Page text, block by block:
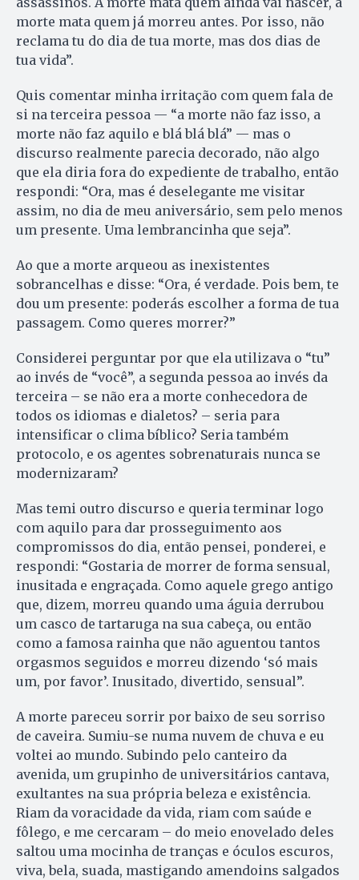
morte mata quem já morreu antes. Por isso, não
reclama tu do dia de tua morte, mas dos dias de
tua vida”.
Quis comentar minha irritação com quem fala de
si na terceira pessoa — “a morte não faz isso, a
morte não faz aquilo e blá blá blá” — mas o
discurso realmente parecia decorado, não algo
que ela diria fora do expediente de trabalho, então
respondi: “Ora, mas é deselegante me visitar
assim, no dia de meu aniversário, sem pelo menos
um presente. Uma lembrancinha que seja”.
Ao que a morte arqueou as inexistentes
sobrancelhas e disse: “Ora, é verdade. Pois bem, te
dou um presente: poderás escolher a forma de tua
passagem. Como queres morrer?”
Considerei perguntar por que ela utilizava o “tu”
ao invés de “você”, a segunda pessoa ao invés da
terceira – se não era a morte conhecedora de
todos os idiomas e dialetos? – seria para
intensificar o clima bíblico? Seria também
protocolo, e os agentes sobrenaturais nunca se
modernizaram?
Mas temi outro discurso e queria terminar logo
com aquilo para dar prosseguimento aos
compromissos do dia, então pensei, ponderei, e
respondi: “Gostaria de morrer de forma sensual,
inusitada e engraçada. Como aquele grego antigo
que, dizem, morreu quando uma águia derrubou
um casco de tartaruga na sua cabeça, ou então
como a famosa rainha que não aguentou tantos
orgasmos seguidos e morreu dizendo ‘só mais
um, por favor’. Inusitado, divertido, sensual”.
A morte pareceu sorrir por baixo de seu sorriso
de caveira. Sumiu-se numa nuvem de chuva e eu
voltei ao mundo. Subindo pelo canteiro da
avenida, um grupinho de universitários cantava,
exultantes na sua própria beleza e existência.
Riam da voracidade da vida, riam com saúde e
fôlego, e me cercaram – do meio enovelado deles
saltou uma mocinha de tranças e óculos escuros,
viva, bela, suada, mastigando amendoins salgados